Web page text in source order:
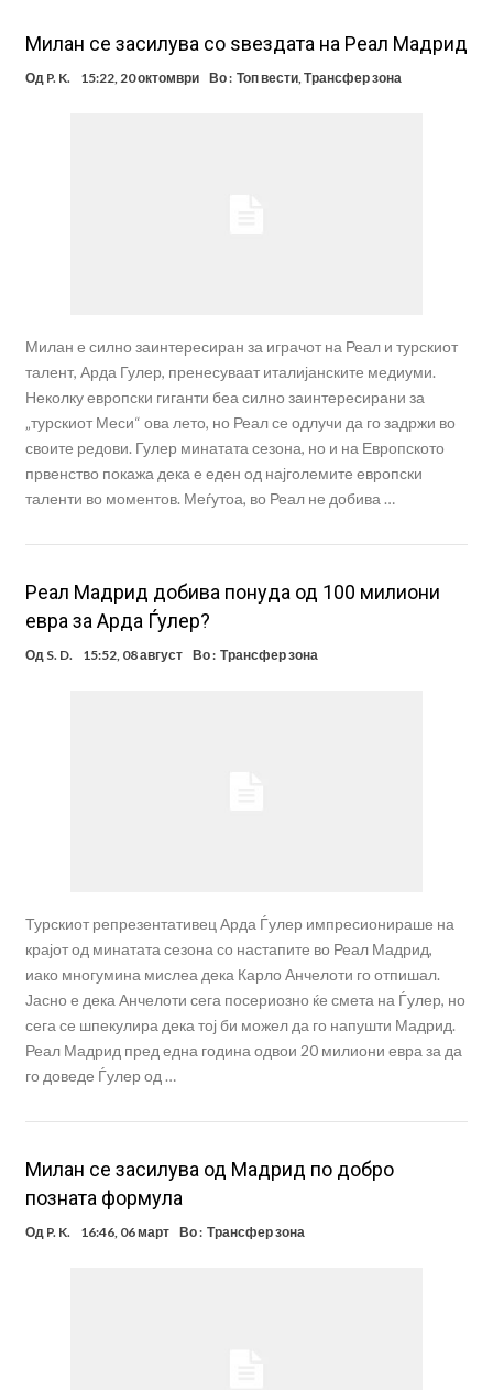
Милан се засилува со ѕвездата на Реал Мадрид
Од P. K. 15:22, 20 октомври Во : Топ вести, Трансфер зона
Милан е силно заинтересиран за играчот на Реал и турскиот
талент, Арда Гулер, пренесуваат италијанските медиуми.
Неколку европски гиганти беа силно заинтересирани за
„турскиот Меси“ ова лето, но Реал се одлучи да го задржи во
своите редови. Гулер минатата сезона, но и на Европското
првенство покажа дека е еден од најголемите европски
таленти во моментов. Меѓутоа, во Реал не добива …
Реал Мадрид добива понуда од 100 милиони
евра за Арда Ѓулер?
Од S. D. 15:52, 08 август Во : Трансфер зона
Турскиот репрезентативец Арда Ѓулер импресионираше на
крајот од минатата сезона со настапите во Реал Мадрид,
иако многумина мислеа дека Карло Анчелоти го отпишал.
Јасно е дека Анчелоти сега посериозно ќе смета на Ѓулер, но
сега се шпекулира дека тој би можел да го напушти Мадрид.
Реал Мадрид пред една година одвои 20 милиони евра за да
го доведе Ѓулер од …
Милан се засилува од Мадрид по добро
позната формула
Од P. K. 16:46, 06 март Во : Трансфер зона